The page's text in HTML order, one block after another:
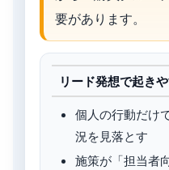
要があります。
リード発想で起き
個人の行動だけ
況を見落とす
施策が「担当者